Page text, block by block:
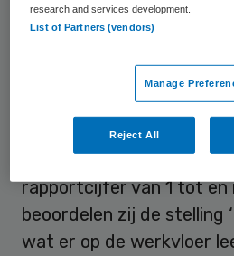
Door schaalvergroting
werkvloer. Dat blijkt uit
van Effectory voor 180
waarin ruim 70.000
mening geven. Gevraagd
rapportcijfer van 1 tot en
beoordelen zij de stelling
wat er op de werkvloer
research and services development.
List of Partners (vendors)
Manage
Reject All